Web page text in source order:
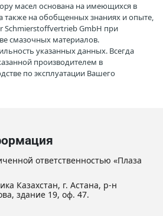
масел основана на имеющихся в
на обобщенных знаниях и опыте,
Schmierstoffvertrieb GmbH при
смазочных материалов.
указанных данных. Всегда
производителем в
по эксплуатации Вашего
ответственностью «Плаза
Казахстан, г. Астана, р-н
здание 19, оф. 47.